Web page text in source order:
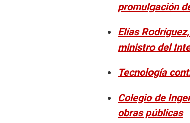
promulgación
Elías
ministro del
Tecnología
Colegio de
obras públicas